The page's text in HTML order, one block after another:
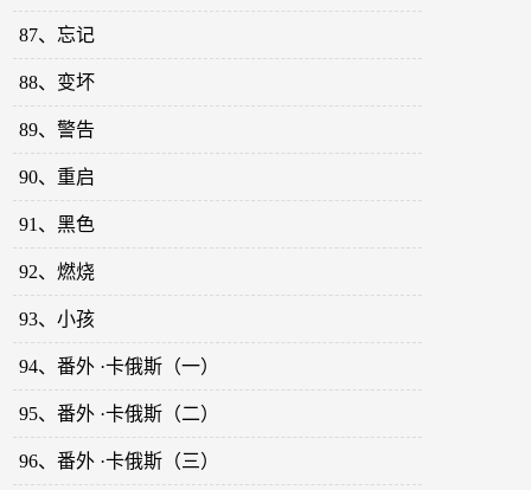
87、忘记
88、变坏
89、警告
90、重启
91、黑色
92、燃烧
93、小孩
94、番外 ·卡俄斯（一）
95、番外 ·卡俄斯（二）
96、番外 ·卡俄斯（三）